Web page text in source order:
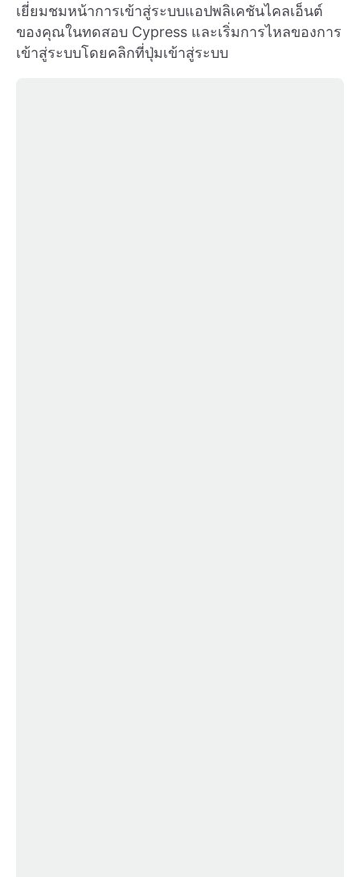
เยี่ยมชมหน้าการเข้าสู่ระบบแอปพลิเคชันไคลเอ็นต์
ของคุณในทดสอบ Cypress และเริ่มการไหลของการ
เข้าสู่ระบบโดยคลิกที่ปุ่มเข้าสู่ระบบ